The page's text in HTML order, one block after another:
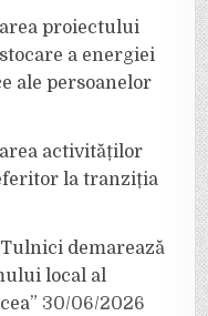
proiectului
a energiei
ale persoanelor
activităților
la tranziția
demarează
local al
30/06/2026